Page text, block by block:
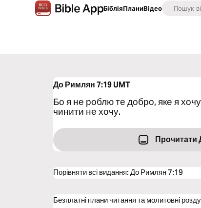
БібліяПланиВідео
До Римлян 7:19UMT
Бо я не роблю те добро, яке я
чинити не хочу.
Прочитати
Порівняти всі видання:До Римлян 7:19
Безплатні плани читання та молитовні